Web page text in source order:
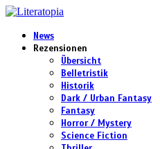
News
Rezensionen
Übersicht
Belletristik
Historik
Dark / Urban Fantasy
Fantasy
Horror / Mystery
Science Fiction